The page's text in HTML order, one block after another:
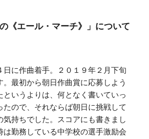
《エール・マーチ》」について
に作曲着手。２０ １９年２月下旬
。最初から朝日作曲賞に応募しよう
というよりは、何となく書いていっ
たので、それならば朝日に挑戦して
気持ちでした。スコアにも書きまし
は勤務している中学校の選手激励会